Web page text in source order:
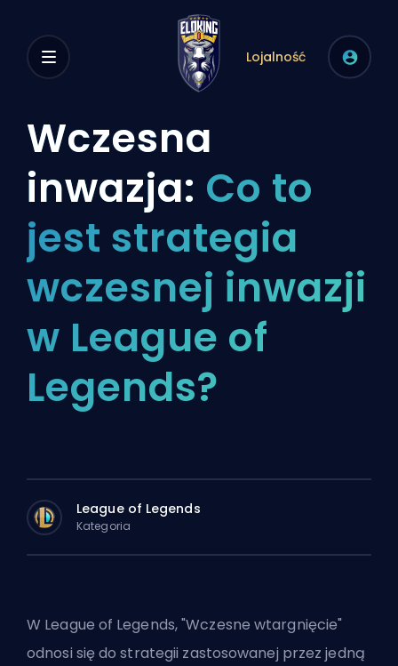
Lojalność
Wczesna
inwazja: Co to
jest strategia
wczesnej inwazji
w League of
Legends?
League of Legends
Kategoria
W League of Legends, "Wczesne wtargnięcie"
odnosi się do strategii zastosowanej przez jedną